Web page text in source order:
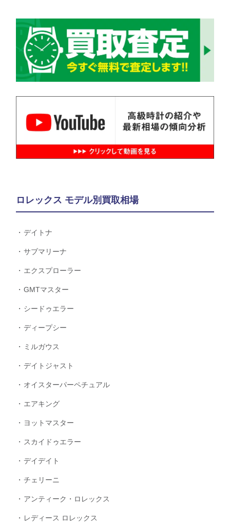
ロレックス モデル別買取相場
デイトナ
サブマリーナ
エクスプローラー
GMTマスター
シードゥエラー
ディープシー
ミルガウス
デイトジャスト
オイスターパーペチュアル
エアキング
ヨットマスター
スカイドゥエラー
デイデイト
チェリーニ
アンティーク・ロレックス
レディース ロレックス